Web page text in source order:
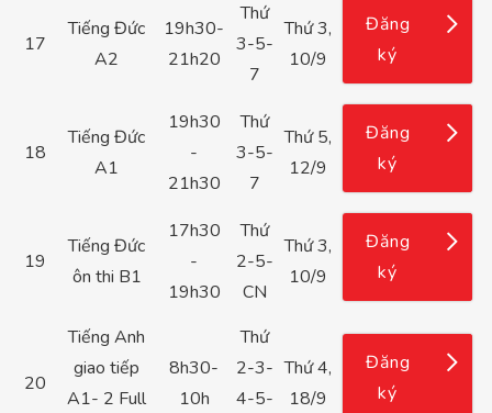
17
Tiếng Đức
A2
19h30-
21h20
Thứ
3-5-
7
Thứ 3,
10/9
Đăng
ký
18
Tiếng Đức
A1
19h30
-
21h30
Thứ
3-5-
7
Thứ 5,
12/9
Đăng
ký
19
Tiếng Đức
ôn thi B1
17h30
-
19h30
Thứ
2-5-
CN
Thứ 3,
10/9
Đăng
ký
20
Tiếng Anh
giao tiếp
A1- 2 Full
8h30-
10h
Thứ
2-3-
4-5-
Thứ 4,
18/9
Đăng
ký